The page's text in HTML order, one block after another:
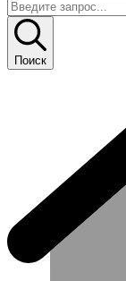
Поиск